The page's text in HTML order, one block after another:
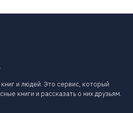
и людей. Это сервис, который
книги и рассказать о них друзьям.